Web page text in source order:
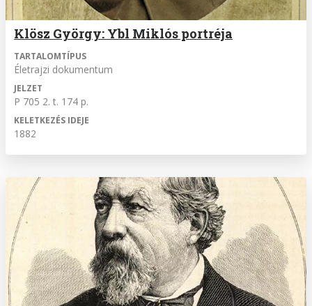
Klösz György: Ybl Miklós portréja
TARTALOMTÍPUS
Életrajzi dokumentum
JELZET
P 705 2. t. 174 p.
KELETKEZÉS IDEJE
1882